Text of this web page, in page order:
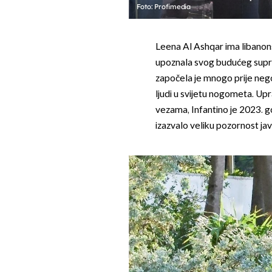
Foto: Profimedia
Leena Al Ashqar ima
upoznala svog budućeg
započela je mnogo prije
ljudi u svijetu nogometa.
vezama, Infantino je 2023.
izazvalo veliku pozornost